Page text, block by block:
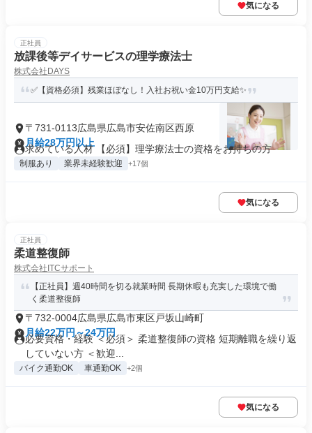
気になる
正社員
放課後等デイサービスの理学療法士
株式会社DAYS
✅【資格必須】残業ほぼなし！入社お祝い金10万円支給✨
〒731-0113広島県広島市安佐南区西原
月給28万円以上
求めている人材 【必須】理学療法士の資格をお持ちの方
制服あり 業界未経験歓迎 +17個
気になる
正社員
柔道整復師
株式会社ITCサポート
【正社員】週40時間を切る就業時間 長期休暇も充実した環境で働
く柔道整復師
〒732-0004広島県広島市東区戸坂山崎町
月給22万円～24万円
必要資格・経験 ＜必須＞ 柔道整復師の資格 短期離職を繰り返
していない方 ＜歓迎...
バイク通勤OK 車通勤OK +2個
気になる